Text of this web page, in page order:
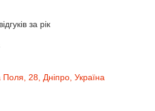
за рік
28, Дніпро, Україна